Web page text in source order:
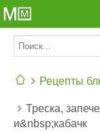
Рецепты
Треска,
и&nbsp;кабачк